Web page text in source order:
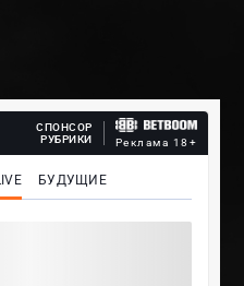
СПОНСОР
РУБРИКИ
Реклама 18+
БУДУЩИЕ